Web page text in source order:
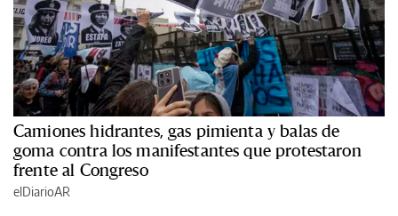
Camiones hidrantes, gas pimienta y balas de
goma contra los manifestantes que protestaron
frente al Congreso
elDiarioAR